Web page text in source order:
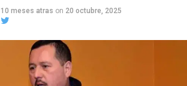
10 meses atras on 20 octubre, 2025